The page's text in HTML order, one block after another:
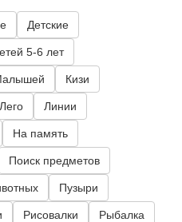
Детские
5-6 лет
Кизи
Лего Линии
На память
Поиск предметов
Пузыри
Рисовалки Рыбалка